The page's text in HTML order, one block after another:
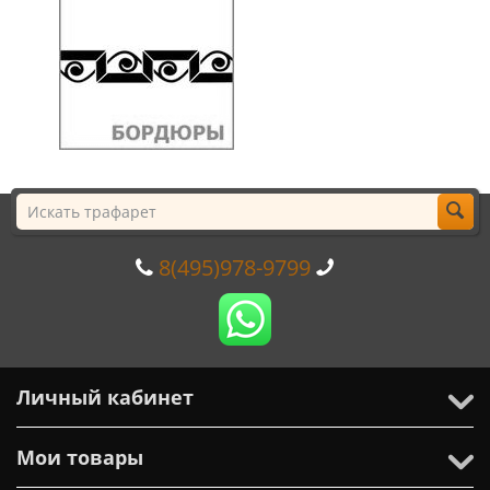
8(495)978-9799
Личный кабинет
Мои товары